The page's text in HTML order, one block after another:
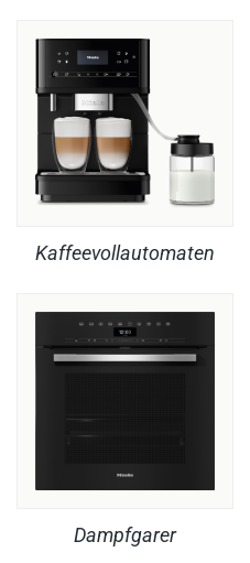
Kaffeevollautomaten
Dampfgarer